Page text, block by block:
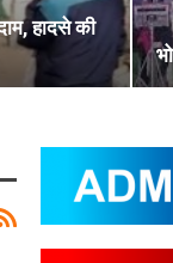
हादसे की